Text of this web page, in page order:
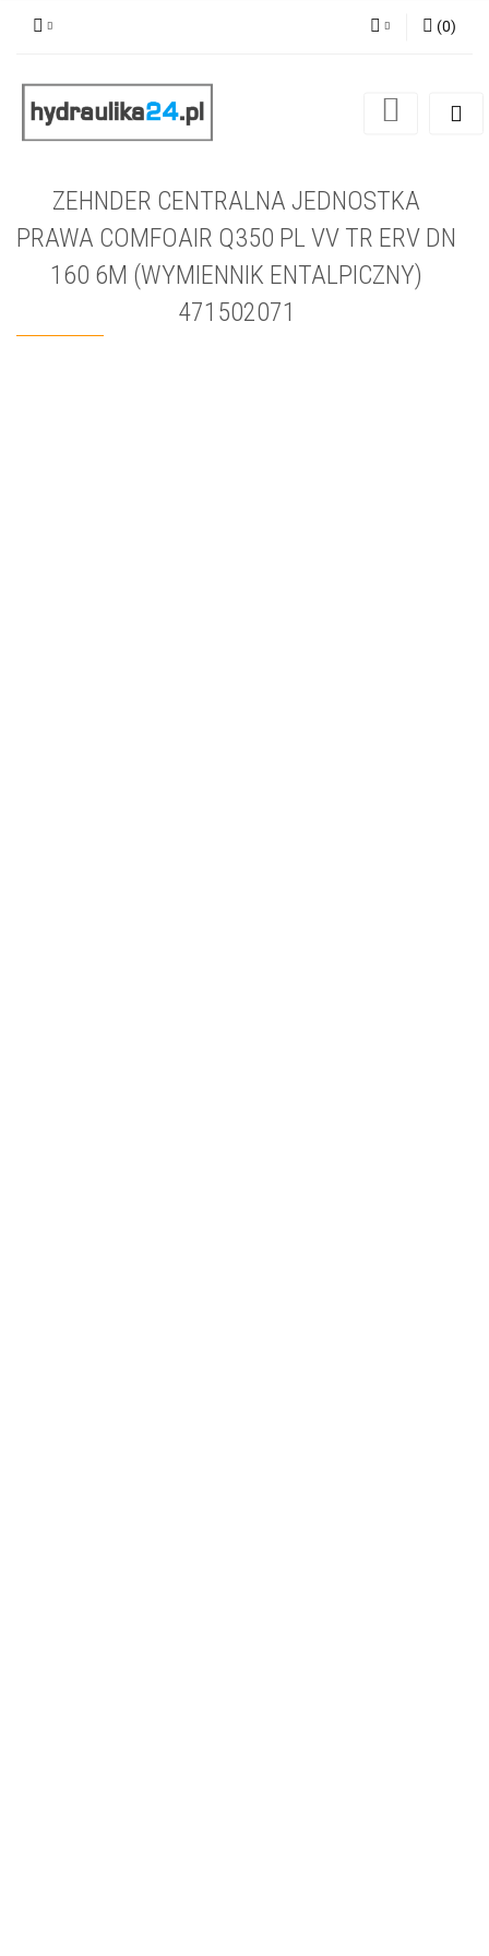
Zarejestruj się
(0)
ZEHNDER CENTRALNA JEDNOSTKA
PRAWA COMFOAIR Q350 PL VV TR ERV DN
160 6M (WYMIENNIK ENTALPICZNY)
471502071